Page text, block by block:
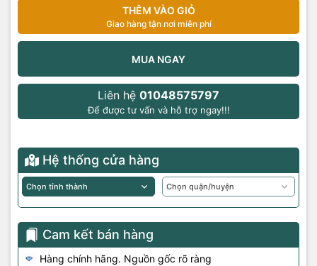
THÊM VÀO GIỎ
Giao hàng tận nơi miễn phí
MUA NGAY
Liên hệ 01048575797
Để được tư vấn và hỗ trợ ngay!!!
Hệ thống cửa hàng
Cam kết bán hàng
Hàng chính hãng. Nguồn gốc rõ ràng